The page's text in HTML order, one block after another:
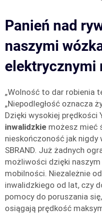
Panień nad
naszymi
elektrycznymi
„Wolność to dar robienia
„Niepodległość oznacza
Dzięki wysokiej prędkości
inwalidzkie możesz mieć
nieskończoność jak nigdy
SBRAND. Już żadnych
możliwości dzięki
mobilności. Niezależnie
inwalidzkiego od lat, czy
pomocy do poruszania
osiągają prędkość